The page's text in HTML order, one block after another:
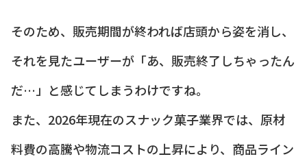
そのため、販売期間が終われば店頭から姿を消し、
それを見たユーザーが「あ、販売終了しちゃったん
だ…」と感じてしまうわけですね。
また、2026年現在のスナック菓子業界では、原材
料費の高騰や物流コストの上昇により、商品ライン